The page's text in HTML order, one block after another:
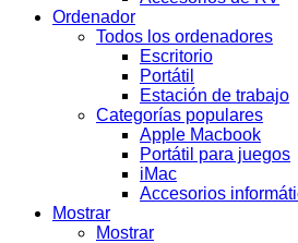
Ordenador
Todos los ordenadores
Escritorio
Portátil
Estación de trabajo
Categorías populares
Apple Macbook
Portátil para juegos
iMac
Accesorios
Mostrar
Mostrar